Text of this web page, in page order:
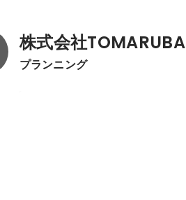
株式会社TOMARUBA
プランニング